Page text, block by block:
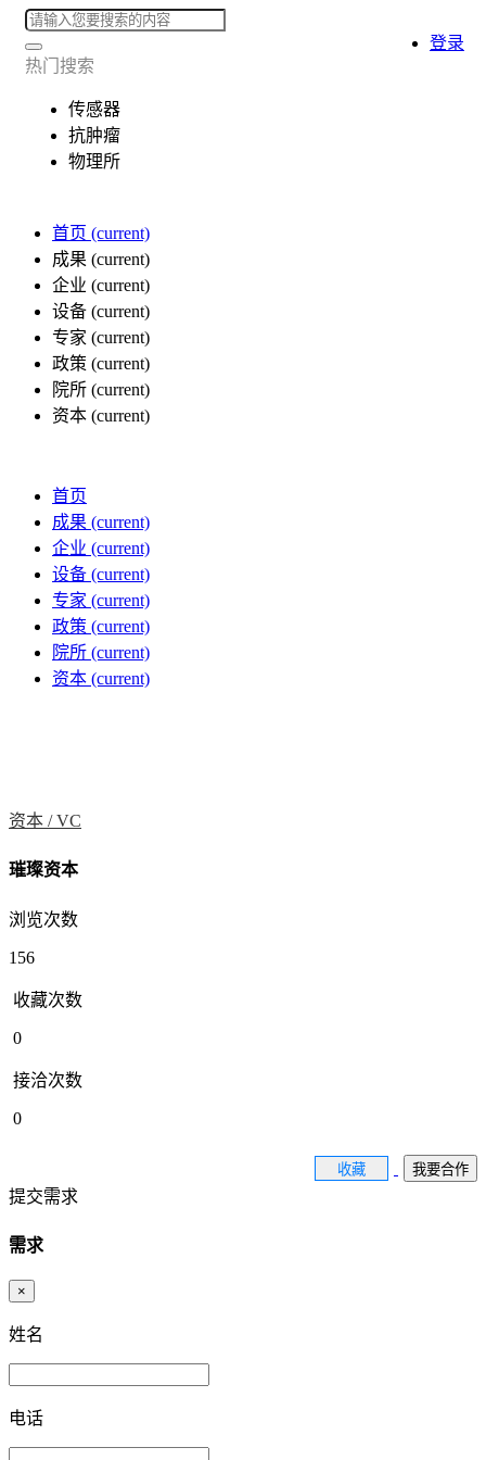
热门搜索
传感器
抗肿瘤
物理所
首页 (current)
成果 (current)
企业 (current)
设备 (current)
专家 (current)
政策 (current)
院所 (current)
资本 (current)
登录
首页
成果 (current)
企业 (current)
设备 (current)
专家 (current)
政策 (current)
院所 (current)
资本 (current)
资本 /VC
璀璨资本
浏览次数
156
收藏次数
0
接洽次数
0
收藏 我要合作
提交需求
需求
×
姓名
电话